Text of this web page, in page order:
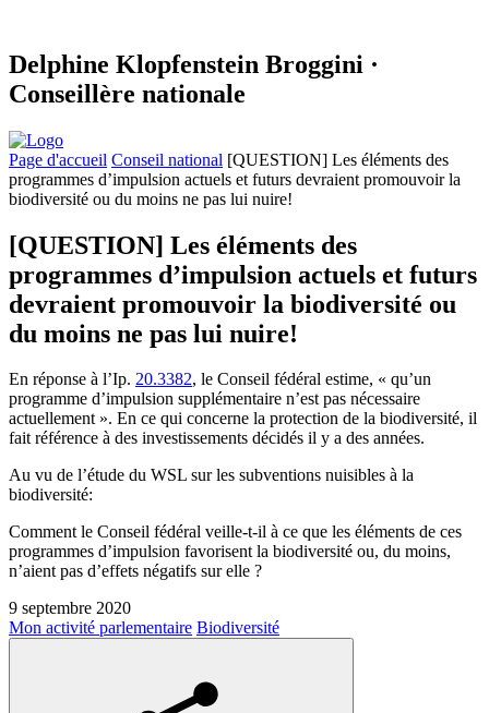
Delphine Klopfenstein Broggini ·
Conseillère nationale
Page d'accueil Conseil national [QUESTION] Les éléments des
programmes d’impulsion actuels et futurs devraient promouvoir la
biodiversité ou du moins ne pas lui nuire!
[QUESTION] Les éléments des
programmes d’impulsion actuels et futurs
devraient promouvoir la biodiversité ou
du moins ne pas lui nuire!
En réponse à l’Ip. 20.3382, le Conseil fédéral estime, « qu’un
programme d’impulsion supplémentaire n’est pas nécessaire
actuellement ». En ce qui concerne la protection de la biodiversité, il
fait référence à des investissements décidés il y a des années.
Au vu de l’étude du WSL sur les subventions nuisibles à la
biodiversité:
Comment le Conseil fédéral veille-t-il à ce que les éléments de ces
programmes d’impulsion favorisent la biodiversité ou, du moins,
n’aient pas d’effets négatifs sur elle ?
9 septembre 2020
Mon activité parlementaire Biodiversité